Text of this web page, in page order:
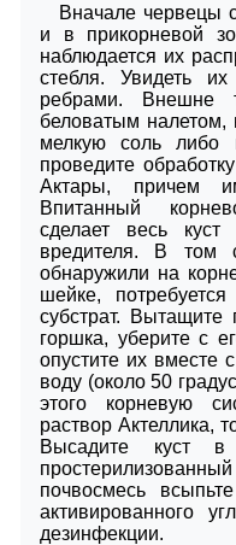
Вначале червецы
и в прикорневой
наблюдается их
стебля. Увидеть
ребрами. Внешне
беловатым
мелкую соль либо
проведите
Актары, причем
Впитанный
сделает весь
вредителя. В том
обнаружили на
шейке,
субстрат. Вытащите
горшка, уберите с
опустите их вместе
воду (около 50
этого корневую
раствор Актеллика,
Высадите куст
почвосмесь
активированного
дезинфекции.